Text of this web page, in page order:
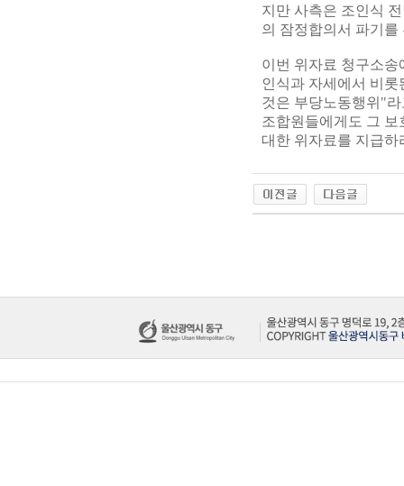
지만 사측은 조인식
의 잠정합의서 파기
이번 위자료 청구소
인식과 자세에서 비
것은 부당노동행위"
조합원들에게도 그
대한 위자료를 지급하